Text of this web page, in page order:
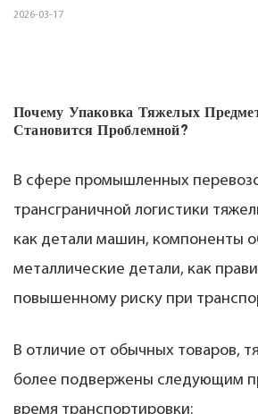
2026-03-17
Почему Упаковка Тяжелых
Становится Проблемной?
В сфере промышленных
трансграничной логистики
как детали машин, компоненты
металлические детали, как
повышенному риску при
В отличие от обычных товаров,
более подвержены следующим
время транспортировки: